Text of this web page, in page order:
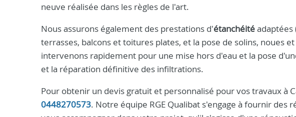
neuve réalisée dans les règles de l'art.
Nous assurons également des prestations d'étanchéitéadaptées
terrasses, balcons et toitures plates, et la pose de solins, noues et
intervenons rapidement pour une mise hors d'eau et la pose
et la réparation définitive des infiltrations.
Pour obtenir un devis gratuit et personnalisé pour vos travaux à
0448270573. Notre équipe RGE Qualibat s'engage à fournir